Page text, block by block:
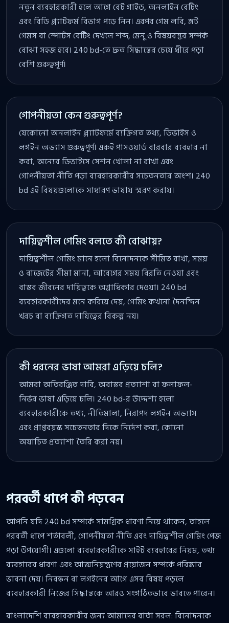
নতুন ব্যবহারকারী হলে আগে বেট গাইড, অনলাইন বেটিং
এবং বিডি প্ল্যাটফর্ম বিভাগ পড়ে নিন। এরপর গেম লবি, স্লট
গেমস বা স্পোর্টস বেটিং দেখলে শব্দ, মেনু ও বিষয়বস্তুর সম্পর্ক
বোঝা সহজ হবে। 240 bd-তে দ্রুত সিদ্ধান্তের চেয়ে ধীরে পড়া
বেশি গুরুত্বপূর্ণ।
গোপনীয়তা কেন গুরুত্বপূর্ণ?
যেকোনো অনলাইন প্ল্যাটফর্মে ব্যক্তিগত তথ্য, ডিভাইস ও
লগইন অভ্যাস গুরুত্বপূর্ণ। একই পাসওয়ার্ড বারবার ব্যবহার না
করা, অন্যের ডিভাইসে সেশন খোলা না রাখা এবং
গোপনীয়তা নীতি পড়া ব্যবহারকারীর সচেতনতার অংশ। 240
bd এই বিষয়গুলোকে সাধারণ ভাষায় স্মরণ করায়।
দায়িত্বশীল গেমিং বলতে কী বোঝায়?
দায়িত্বশীল গেমিং মানে হলো বিনোদনকে সীমিত রাখা, সময়
ও বাজেটের সীমা মানা, আবেগের সময় বিরতি নেওয়া এবং
বাস্তব জীবনের দায়িত্বকে অগ্রাধিকার দেওয়া। 240 bd
ব্যবহারকারীদের মনে করিয়ে দেয়, গেমিং কখনো দৈনন্দিন
খরচ বা ব্যক্তিগত দায়িত্বের বিকল্প নয়।
কী ধরনের ভাষা আমরা এড়িয়ে চলি?
আমরা অতিরঞ্জিত দাবি, অবাস্তব প্রত্যাশা বা ফলাফল-
নির্ভর ভাষা এড়িয়ে চলি। 240 bd-র উদ্দেশ্য হলো
ব্যবহারকারীকে তথ্য, নীতিমালা, নিরাপদ লগইন অভ্যাস
এবং প্রাপ্তবয়স্ক সচেতনতার দিকে নির্দেশ করা, কোনো
অযাচিত প্রত্যাশা তৈরি করা নয়।
পরবর্তী ধাপে কী পড়বেন
আপনি যদি 240 bd সম্পর্কে সামগ্রিক ধারণা নিয়ে থাকেন, তাহলে
পরবর্তী ধাপে শর্তাবলী, গোপনীয়তা নীতি এবং দায়িত্বশীল গেমিং পেজ
পড়া উপযোগী। এগুলো ব্যবহারকারীকে সাইট ব্যবহারের নিয়ম, তথ্য
ব্যবহারের ধারণা এবং আত্মনিয়ন্ত্রণের প্রয়োজন সম্পর্কে পরিষ্কার
ভাবনা দেয়। নিবন্ধন বা লগইনের আগে এসব বিষয় পড়লে
ব্যবহারকারী নিজের সিদ্ধান্তকে আরও সংগঠিতভাবে ভাবতে পারেন।
বাংলাদেশি ব্যবহারকারীর জন্য আমাদের বার্তা সরল: বিনোদনকে